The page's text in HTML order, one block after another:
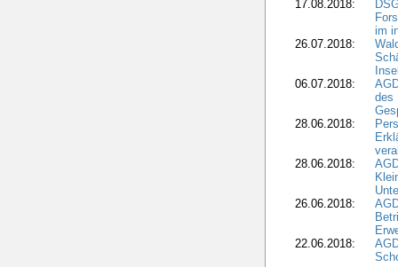
17.08.2018:
im
26.07.2018:
06.07.2018:
des
28.06.2018:
28.06.2018:
26.06.2018:
22.06.2018: